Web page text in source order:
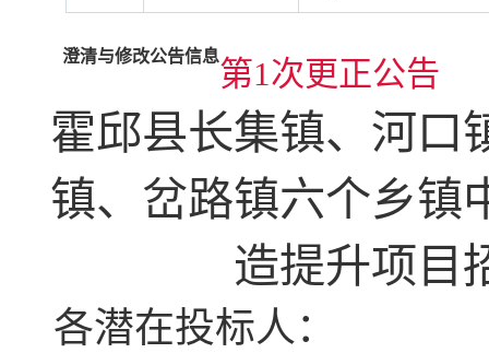
澄清与修改公告信息第1次更正公告
霍邱县长集镇、河口
镇、岔路镇六个乡镇
造提升项目
各潜在投标人：